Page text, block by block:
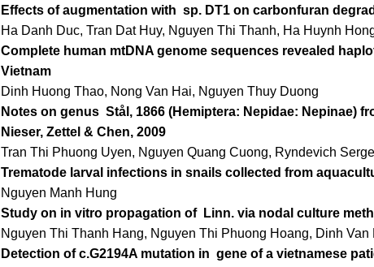
Effects of augmentation with sp. DT1 on carbonfuran
Ha Danh Duc, Tran Dat Huy, Nguyen Thi Thanh, Ha Huynh
Complete human mtDNA genome sequences revealed
Vietnam
Dinh Huong Thao, Nong Van Hai, Nguyen Thuy Duong
Notes on genus Stål, 1866 (Hemiptera: Nepidae: Nepinae)
Nieser, Zettel & Chen, 2009
Tran Thi Phuong Uyen, Nguyen Quang Cuong, Ryndevich
Trematode larval infections in snails collected from
Nguyen Manh Hung
Study on in vitro propagation of
Linn. via nodal culture
Nguyen Thi Thanh Hang, Nguyen Thi Phuong Hoang, Dinh
Detection of c.G2194A mutation in gene of a vietnamese